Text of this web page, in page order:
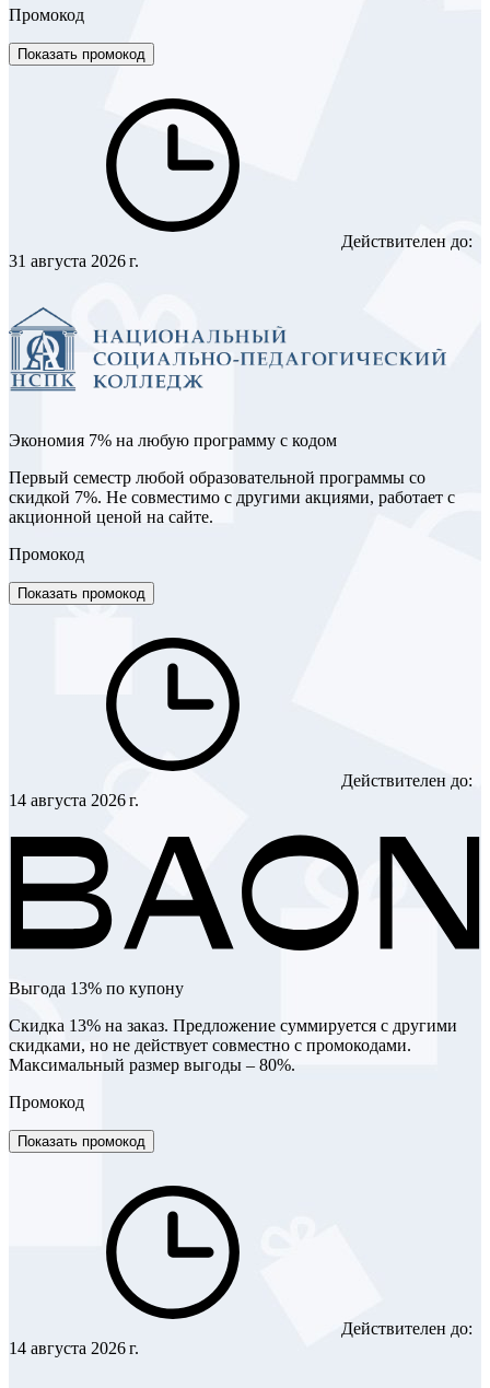
Промокод
Показать промокод
Действителен до:
31 августа 2026 г.
Экономия 7% на любую программу с кодом
Первый семестр любой образовательной программы со
скидкой 7%. Не совместимо с другими акциями, работает с
акционной ценой на сайте.
Промокод
Показать промокод
Действителен до:
14 августа 2026 г.
Выгода 13% по купону
Скидка 13% на заказ. Предложение суммируется с другими
скидками, но не действует совместно с промокодами.
Максимальный размер выгоды – 80%.
Промокод
Показать промокод
Действителен до:
14 августа 2026 г.